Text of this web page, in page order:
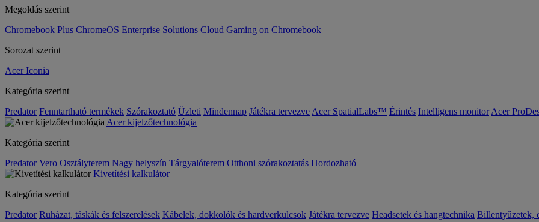
Megoldás szerint
Chromebook Plus ChromeOS Enterprise Solutions Cloud Gaming on Chromebook
Sorozat szerint
Acer Iconia
Kategória szerint
Predator Fenntartható termékek Szórakoztató Üzleti Mindennap Játékra tervezve Acer SpatialLabs™ Érintés Intelligens monitor Acer
Acer kijelzőtechnológia
Kategória szerint
Predator Vero Osztályterem Nagy helyszín Tárgyalóterem Otthoni szórakoztatás Hordozható
Kivetítési kalkulátor
Kategória szerint
Predator Ruházat, táskák és felszerelések Kábelek, dokkolók és hardverkulcsok Játékra tervezve Headsetek és hangtechnika Billentyűzetek,